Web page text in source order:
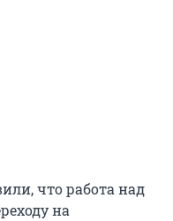
что работа над
на